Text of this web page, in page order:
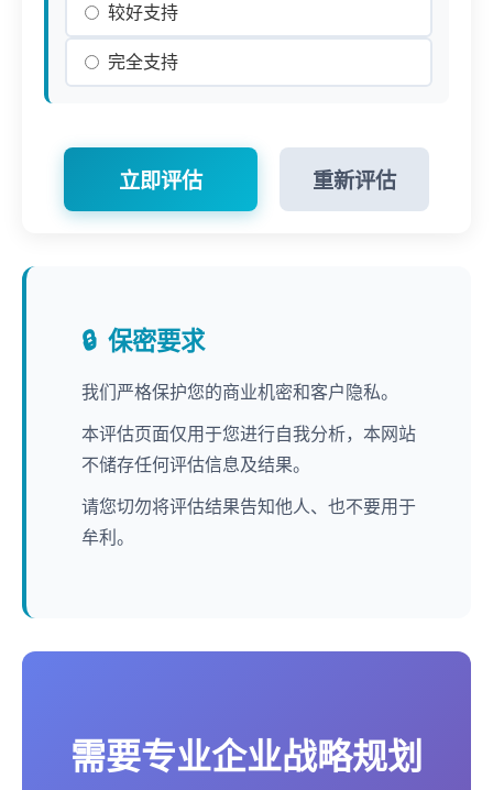
较好支持
完全支持
立即评估 重新评估
保密要求
我们严格保护您的商业机密和客户隐私。
本评估页面仅用于您进行自我分析，本网站
不储存任何评估信息及结果。
请您切勿将评估结果告知他人、也不要用于
牟利。
需要专业企业战略规划